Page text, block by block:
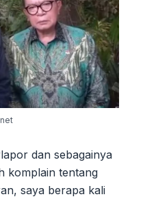
dan sebagainya
komplain tentang
saya berapa kali